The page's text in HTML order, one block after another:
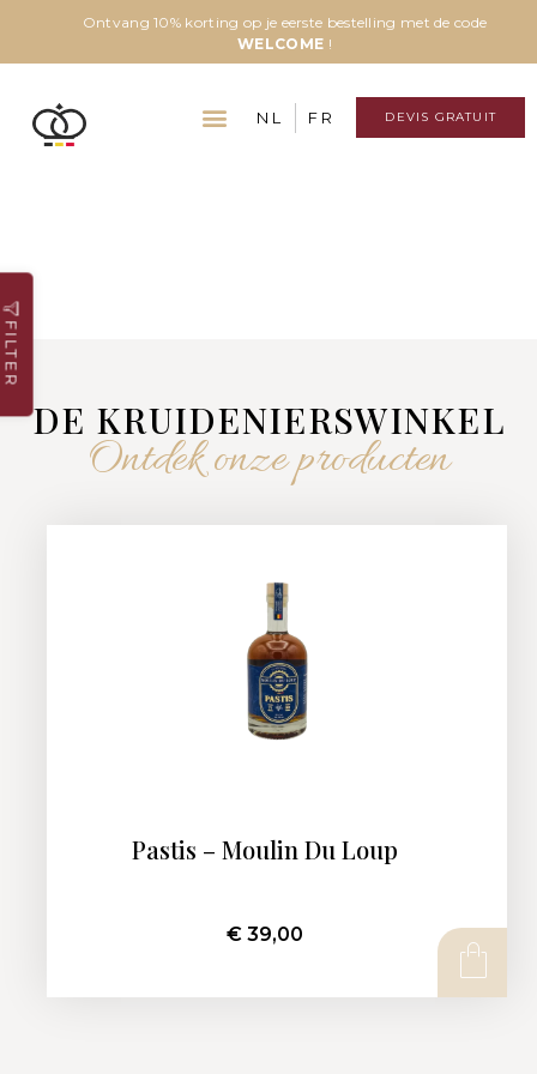
Ontvang 10% korting op je eerste bestelling met de code
WELCOME !
NL FR DEVIS GRATUIT
DE KRUIDENIERSWINKEL
Ontdek onze producten
FILTER
Pastis – Moulin Du Loup
€ 39,00